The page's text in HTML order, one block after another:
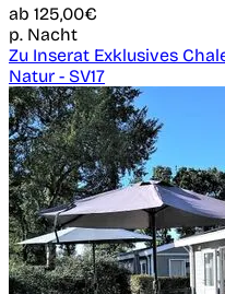
ab 125,00€
p. Nacht
Zu Inserat Exklusives
Natur - SV17